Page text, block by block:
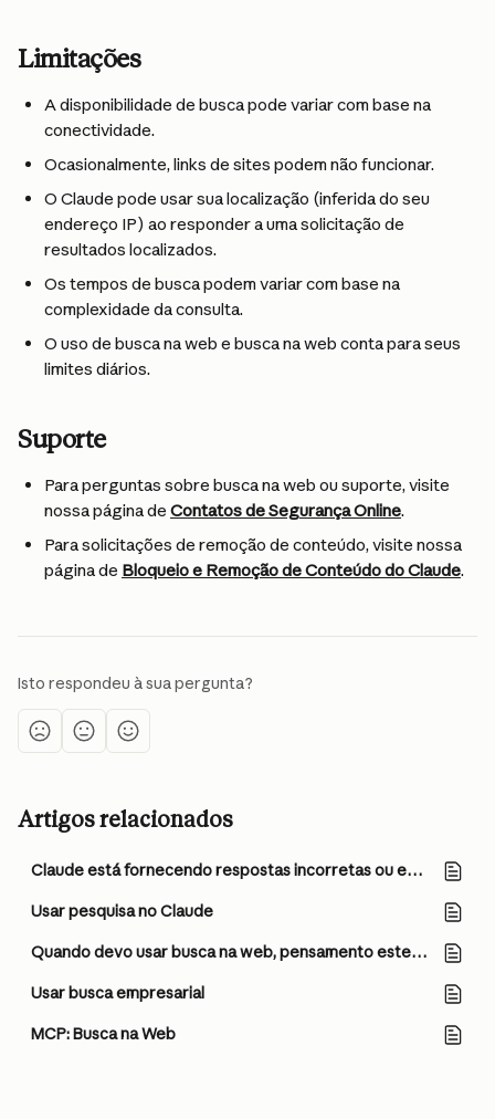
Limitações
A disponibilidade de busca pode variar com base na
conectividade.
Ocasionalmente, links de sites podem não funcionar.
O Claude pode usar sua localização (inferida do seu
endereço IP) ao responder a uma solicitação de
resultados localizados.
Os tempos de busca podem variar com base na
complexidade da consulta.
O uso de busca na web e busca na web conta para seus
limites diários.
Suporte
Para perguntas sobre busca na web ou suporte, visite
nossa página de Contatos de Segurança Online.
Para solicitações de remoção de conteúdo, visite nossa
página de Bloqueio e Remoção de Conteúdo do Claude.
Isto respondeu à sua pergunta?
Artigos relacionados
Claude está fornecendo respostas incorretas ou enganosas. O que está acontecendo?
Usar pesquisa no Claude
Quando devo usar busca na web, pensamento estendido e pesquisa?
Usar busca empresarial
MCP: Busca na Web